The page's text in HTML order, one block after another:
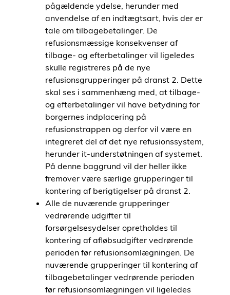
pågældende ydelse, herunder med
anvendelse af en indtægtsart, hvis der er
tale om tilbagebetalinger. De
refusionsmæssige konsekvenser af
tilbage- og efterbetalinger vil ligeledes
skulle registreres på de nye
refusionsgrupperinger på dranst 2. Dette
skal ses i sammenhæng med, at tilbage-
og efterbetalinger vil have betydning for
borgernes indplacering på
refusionstrappen og derfor vil være en
integreret del af det nye refusionssystem,
herunder it-understøtningen af systemet.
På denne baggrund vil der heller ikke
fremover være særlige grupperinger til
kontering af berigtigelser på dranst 2.
Alle de nuværende grupperinger
vedrørende udgifter til
forsørgelsesydelser opretholdes til
kontering af afløbsudgifter vedrørende
perioden før refusionsomlægningen. De
nuværende grupperinger til kontering af
tilbagebetalinger vedrørende perioden
før refusionsomlægningen vil ligeledes